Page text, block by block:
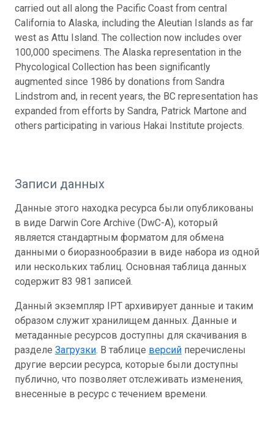
carried out all along the Pacific Coast from central
California to Alaska, including the Aleutian Islands as far
west as Attu Island. The collection now includes over
100,000 specimens. The Alaska representation in the
Phycological Collection has been significantly
augmented since 1986 by donations from Sandra
Lindstrom and, in recent years, the BC representation has
expanded from efforts by Sandra, Patrick Martone and
others participating in various Hakai Institute projects.
Записи данных
Данные этого находка ресурса были опубликованы
в виде Darwin Core Archive (DwC-A), который
является стандартным форматом для обмена
данными о биоразнообразии в виде набора из одной
или нескольких таблиц. Основная таблица данных
содержит 83 981 записей.
Данный экземпляр IPT архивирует данные и таким
образом служит хранилищем данных. Данные и
метаданные ресурсов доступны для скачивания в
разделе Загрузки. В таблице версий перечислены
другие версии ресурса, которые были доступны
публично, что позволяет отслеживать изменения,
внесенные в ресурс с течением времени.